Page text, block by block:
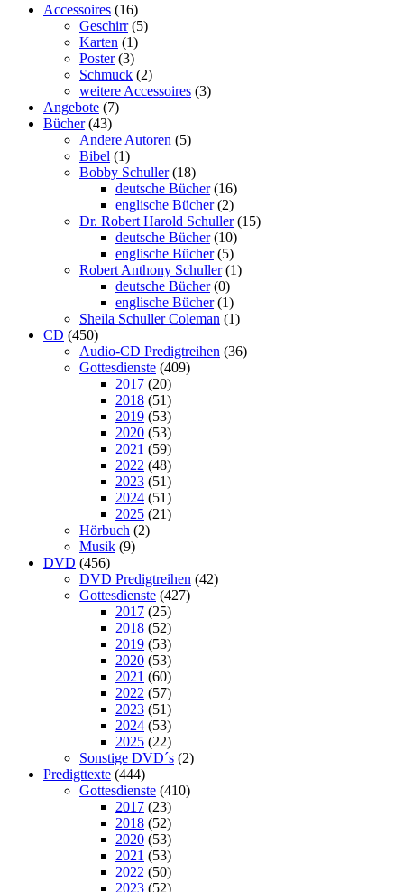
Accessoires (16)
Geschirr (5)
Karten (1)
Poster (3)
Schmuck (2)
weitere Accessoires (3)
Angebote (7)
Bücher (43)
Andere Autoren (5)
Bibel (1)
Bobby Schuller (18)
deutsche Bücher (16)
englische Bücher (2)
Dr. Robert Harold Schuller (15)
deutsche Bücher (10)
englische Bücher (5)
Robert Anthony Schuller (1)
deutsche Bücher (0)
englische Bücher (1)
Sheila Schuller Coleman (1)
CD (450)
Audio-CD Predigtreihen (36)
Gottesdienste (409)
2017 (20)
2018 (51)
2019 (53)
2020 (53)
2021 (59)
2022 (48)
2023 (51)
2024 (51)
2025 (21)
Hörbuch (2)
Musik (9)
DVD (456)
DVD Predigtreihen (42)
Gottesdienste (427)
2017 (25)
2018 (52)
2019 (53)
2020 (53)
2021 (60)
2022 (57)
2023 (51)
2024 (53)
2025 (22)
Sonstige DVD´s (2)
Predigttexte (444)
Gottesdienste (410)
2017 (23)
2018 (52)
2020 (53)
2021 (53)
2022 (50)
2023 (52)